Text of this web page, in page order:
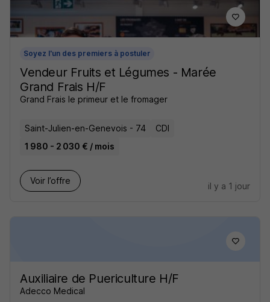
Soyez l'un des premiers à postuler
Vendeur Fruits et Légumes - Marée
Grand Frais H/F
Grand Frais le primeur et le fromager
Saint-Julien-en-Genevois - 74
CDI
1 980 - 2 030 € / mois
Voir l’offre
il y a 1 jour
Auxiliaire de Puericulture H/F
Adecco Medical